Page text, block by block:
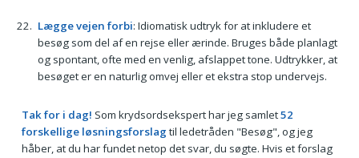
Lægge vejen forbi: Idiomatisk udtryk for at inkludere et
besøg som del af en rejse eller ærinde. Bruges både planlagt
og spontant, ofte med en venlig, afslappet tone. Udtrykker, at
besøget er en naturlig omvej eller et ekstra stop undervejs.
Tak for i dag! Som krydsordsekspert har jeg samlet52
forskellige løsningsforslag til ledetråden "Besøg", og jeg
håber, at du har fundet netop det svar, du søgte. Hvis et forslag